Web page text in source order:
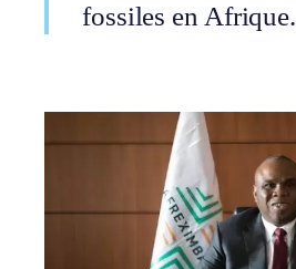
fossiles en Afrique.